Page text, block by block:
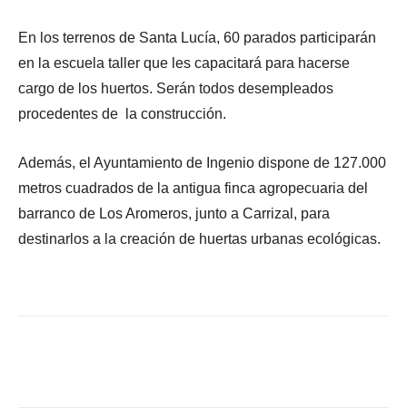
En los terrenos de Santa Lucía, 60 parados participarán
en la escuela taller que les capacitará para hacerse
cargo de los huertos. Serán todos desempleados
procedentes de la construcción.
Además, el Ayuntamiento de Ingenio dispone de 127.000
metros cuadrados de la antigua finca agropecuaria del
barranco de Los Aromeros, junto a Carrizal, para
destinarlos a la creación de huertas urbanas ecológicas.